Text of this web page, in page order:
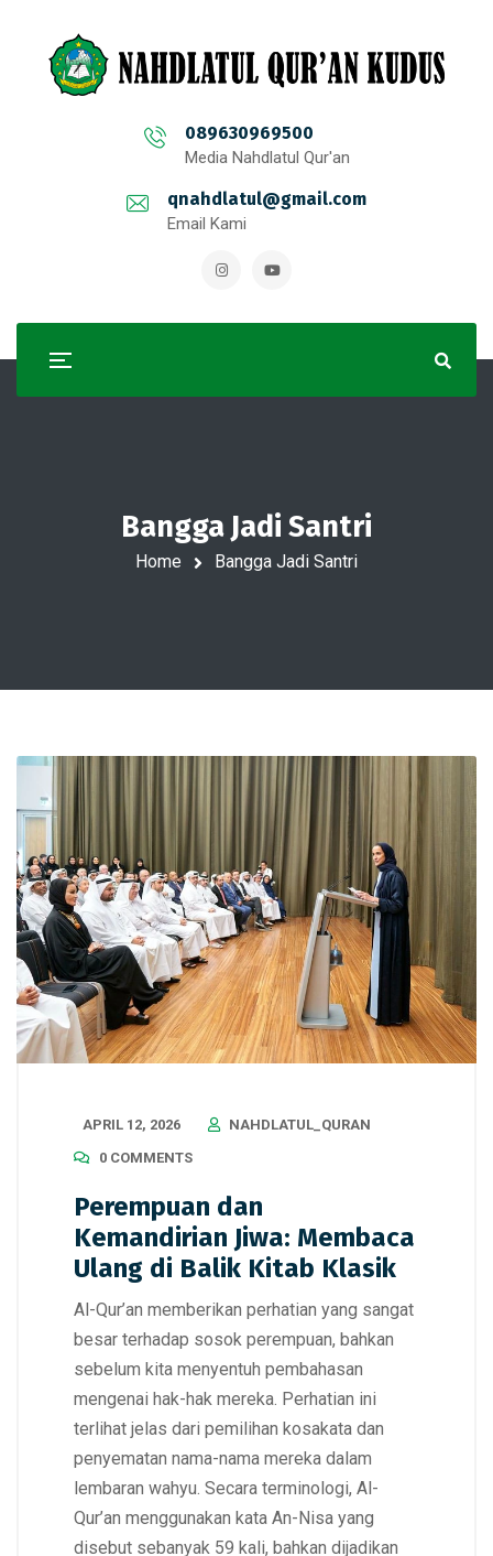
089630969500
Media Nahdlatul Qur'an
qnahdlatul@gmail.com
Email Kami
Bangga Jadi Santri
Home Bangga Jadi Santri
APRIL 12, 2026
NAHDLATUL_QURAN
0 COMMENTS
Perempuan dan
Kemandirian Jiwa: Membaca
Ulang di Balik Kitab Klasik
Al-Qur’an memberikan perhatian yang sangat
besar terhadap sosok perempuan, bahkan
sebelum kita menyentuh pembahasan
mengenai hak-hak mereka. Perhatian ini
terlihat jelas dari pemilihan kosakata dan
penyematan nama-nama mereka dalam
lembaran wahyu. Secara terminologi, Al-
Qur’an menggunakan kata An-Nisa yang
disebut sebanyak 59 kali, bahkan dijadikan